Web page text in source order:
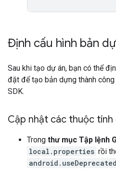
Định cấu hình bản
Sau khi tạo dự án, bạn có thể
đặt để tạo bản dựng thành
SDK.
Cập nhật các thuộc tính
Trong thư mục Tập lệnh
local.properties rồi